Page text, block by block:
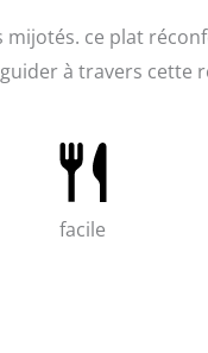
ce plat
à travers cette
facile